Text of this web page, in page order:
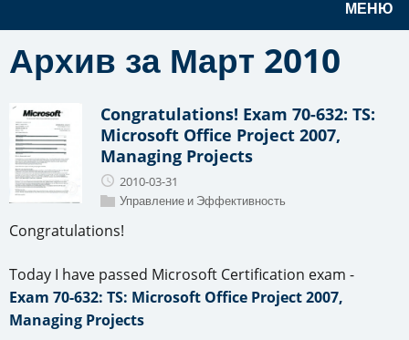
МЕНЮ
Архив за Март 2010
Congratulations! Exam 70-632: TS:
Microsoft Office Project 2007,
Managing Projects
2010-03-31
Управление и Эффективность
Congratulations!
Today I have passed Microsoft Certification exam -
Exam 70-632: TS: Microsoft Office Project 2007,
Managing Projects